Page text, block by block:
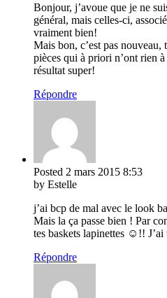
Bonjour, j’avoue que je ne
général, mais celles-ci,
vraiment bien!
Mais bon, c’est pas nouveau,
pièces qui à priori n’ont rien
résultat super!
Répondre
Posted 2 mars 2015 8:53
by Estelle
j’ai bcp de mal avec le look
Mais la ça passe bien ! Par
tes baskets lapinettes ☺️!!
Répondre